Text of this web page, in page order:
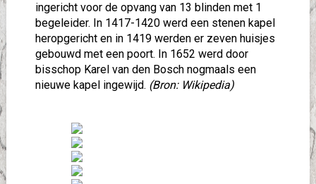
ingericht voor de opvang van 13 blinden met 1
begeleider. In 1417-1420 werd een stenen kapel
heropgericht en in 1419 werden er zeven huisjes
gebouwd met een poort. In 1652 werd door
bisschop Karel van den Bosch nogmaals een
nieuwe kapel ingewijd. (Bron: Wikipedia)